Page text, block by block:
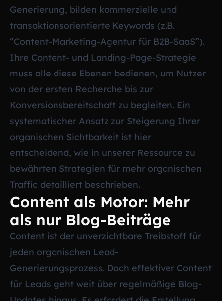
Generierung, bilden kommerzielle und
transaktionsorientierte Keywords (z.B.
“Content-Marketing-Agentur für B2B-SaaS”).
Ihre Content- und Landing-Page-Strategie
muss alle diese Ebenen bedienen, um Nutzer
von der ersten Recherche bis zur
Konversionsbereitschaft zu begleiten. Ein
systematischer Ansatz zur Steigerung Ihrer
organischen Sichtbarkeit ist hier
entscheidend, wie in unserer Ressource zu
bewährten Strategien für mehr organischen
Traffic detailliert beschrieben.
Content als Motor: Mehr
als nur Blog-Beiträge
Content ist der unverzichtbare Treibstoff für
jeden organischen Lead-
Generierungsprozess. Doch effektiver Content
für Leads geht weit über regelmäßige Blog-